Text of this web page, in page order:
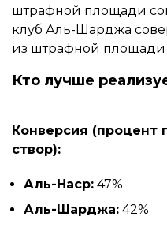
штрафной площади
клуб Аль-Шарджа
из штрафной площади
Кто лучше
Конверсия (процент
створ):
Аль-Наср: 47%
Аль-Шарджа: 42%